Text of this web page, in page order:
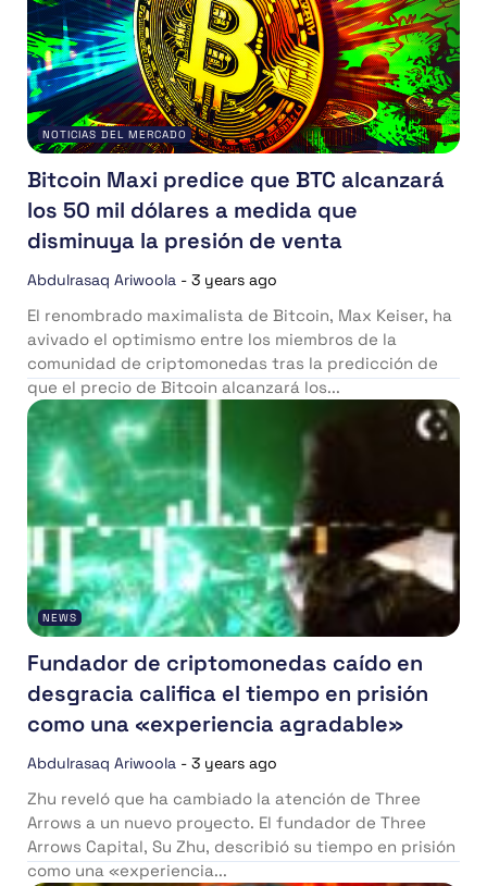
NOTICIAS DEL MERCADO
Bitcoin Maxi predice que BTC alcanzará
los 50 mil dólares a medida que
disminuya la presión de venta
Abdulrasaq Ariwoola - 3 years ago
El renombrado maximalista de Bitcoin, Max Keiser, ha
avivado el optimismo entre los miembros de la
comunidad de criptomonedas tras la predicción de
que el precio de Bitcoin alcanzará los...
NEWS
Fundador de criptomonedas caído en
desgracia califica el tiempo en prisión
como una «experiencia agradable»
Abdulrasaq Ariwoola - 3 years ago
Zhu reveló que ha cambiado la atención de Three
Arrows a un nuevo proyecto. El fundador de Three
Arrows Capital, Su Zhu, describió su tiempo en prisión
como una «experiencia...